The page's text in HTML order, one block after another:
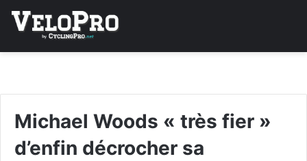
Michael Woods « très fier »
d’enfin décrocher sa